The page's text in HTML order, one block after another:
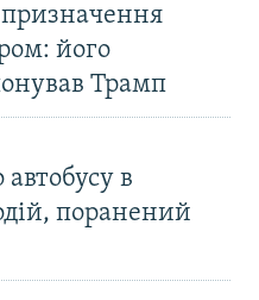
його
Трамп
в
поранений